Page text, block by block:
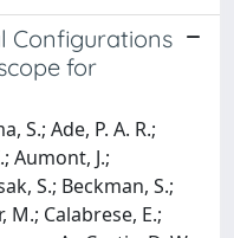
Configurations
for
S.; Ade, P. A. R.;
Aumont, J.;
S.; Beckman, S.;
M.; Calabrese, E.;